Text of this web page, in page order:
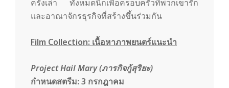
ครั้งเล่า ทั้งหมดนี้ก็เพื่อครอบครัวที่พวกเขารัก
และอาณาจักรธุรกิจที่สร้างขึ้นร่วมกัน
Film Collection: เนื้อหาภาพยนตร์แนะนำ
Project Hail Mary (ภารกิจกู้สุริยะ)
กำหนดสตรีม: 3 กรกฎาคม